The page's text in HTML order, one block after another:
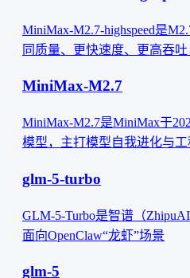
MiniMax-M2.7-highspeed是
同质量、更快速度、更高吞
MiniMax-M2.7
MiniMax-M2.7是MiniMax于
模型，主打模型自我进化与
glm-5-turbo
‌GLM-5-Turbo‌是智谱（
面向‌OpenClaw“龙虾”场景
glm-5